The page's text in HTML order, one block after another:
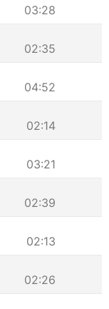
03:28
02:35
04:52
02:14
03:21
02:39
02:13
02:26